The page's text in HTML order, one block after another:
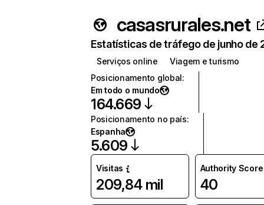
casasrurales.net
Estatísticas de tráfego de junho de
Serviços online
Viagem e turismo
Posicionamento global:
Em todo o mundo
164.669
Posicionamento no país:
Espanha
5.609
Visitas
209,84 mil
Authority Score
40